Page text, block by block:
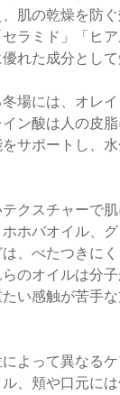
肌の乾燥を防
ラミド」「ヒ
れた成分として
場には、オレ
ン酸は人の皮
サポートし、
クスチャーで
ホバオイル、
、べたつきに
のオイルは分
い感触が苦手
よって異なる
、頬や口元に